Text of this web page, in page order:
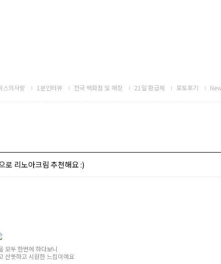
스의사랑 1분인터뷰 전국 백화점 및 매장 21일 환급제 포토후기
로 리노아크림 추천해요 :)
모두 한번에 하다보니
산뜻하고 시원한 느낌이예요